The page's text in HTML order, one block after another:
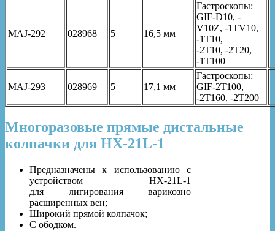
MAJ-292 028968 5 16,5 мм
Гастроскопы:
GIF-D10, -
V10Z, -1TV10,
-1T10,
-2T10, -2T20,
-1T100
MAJ-293 028969 5 17,1 мм
Гастроскопы:
GIF-2T100,
-2T160, -2T200
Многоразовые прямые дистальные
колпачки для HX-21L-1
Предназначены к использованию с
устройством HX-21L-1
для лигирования варикозно
расширенных вен;
Широкий прямой колпачок;
С ободком.